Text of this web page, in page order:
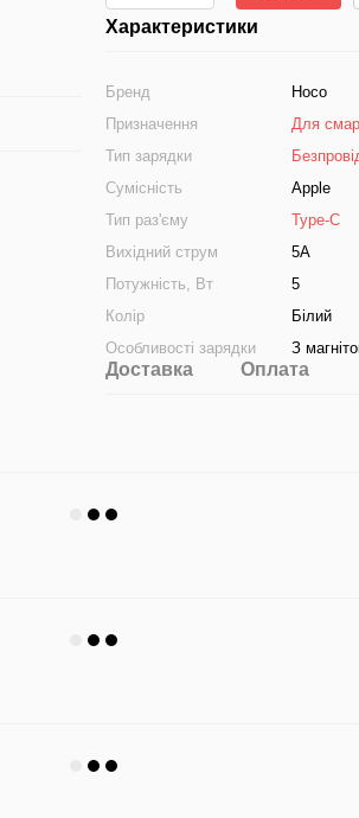
Характеристики
Бренд
Hoco
Призначення
Для
Тип зарядки
Сумісність
Apple
Тип раз'єму
Type-C
Вихідний струм
5А
Потужність, Вт
5
Колір
Білий
Особливості зарядки
З
Доставка Оплата